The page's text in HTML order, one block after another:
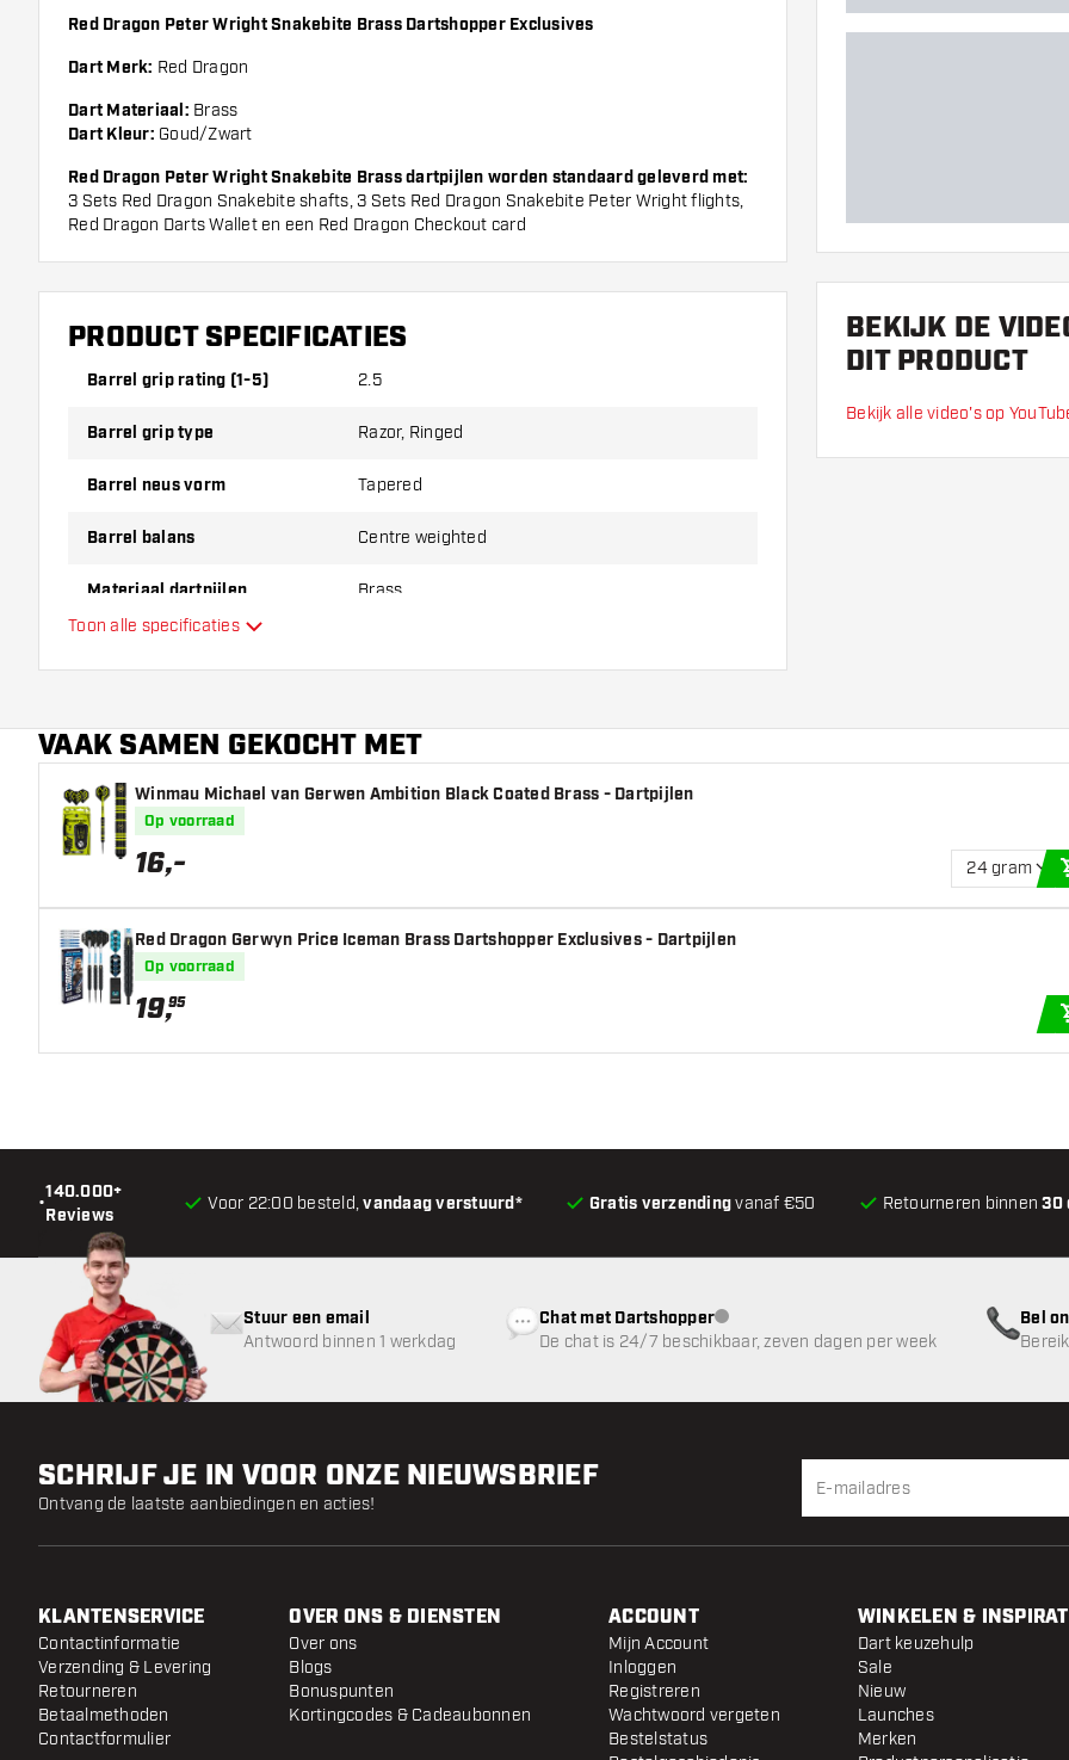
Red Dragon Peter Wright Snakebite Brass Dartshopper Exclusives
Dart Merk: Red Dragon
Dart Materiaal: Brass
Dart Kleur: Goud/Zwart
Red Dragon Peter Wright Snakebite Brass dartpijlen worden standaard geleverd met:
3 Sets Red Dragon Snakebite shafts, 3 Sets Red Dragon Snakebite Peter Wright flights,
Red Dragon Darts Wallet en een Red Dragon Checkout card
PRODUCT SPECIFICATIES
Barrel grip rating (1-5) 2.5
Barrel grip type Razor, Ringed
Barrel neus vorm Tapered
Barrel balans Centre weighted
Materiaal dartpijlen Brass
Barrel kleur
Barrel gripzone
Barrel vorm
Gewicht
Barrel dikte (MM)
Barrel lengte (MM)
Toon alle specificaties
BEKIJK DE
DIT PRODUCT
Bekijk alle video's op
VAAK SAMEN GEKOCHT MET
Winmau Michael van Gerwen Ambition Black Coated Brass - Dartpijlen
Op voorraad
16,- 24 gram
Red Dragon Gerwyn Price Iceman Brass Dartshopper Exclusives - Dartpijlen
Op voorraad
19,95
•
140.000+
Reviews
Voor 22:00 besteld,vandaag verstuurd* Gratis verzendingvanaf €50 Retourneren binnen30
Stuur een email
Antwoord binnen 1 werkdag
Chat met Dartshopperklantenservice niet beschikbaar
De chat is 24/7 beschikbaar, zeven dagen per week
Bel
SCHRIJF JE IN VOOR ONZE NIEUWSBRIEF
Ontvang de laatste aanbiedingen en acties!
KLANTENSERVICE
Contactinformatie
Verzending & Levering
Retourneren
Betaalmethoden
Contactformulier
OVER ONS & DIENSTEN
Over ons
Blogs
Bonuspunten
Kortingcodes & Cadeaubonnen
ACCOUNT
Mijn Account
Inloggen
Registreren
Wachtwoord vergeten
Bestelstatus
WINKELEN &
Dart keuzehulp
Sale
Nieuw
Launches
Merken